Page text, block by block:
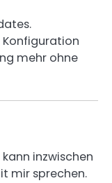
mehr ohne
inzwischen
mir sprechen.